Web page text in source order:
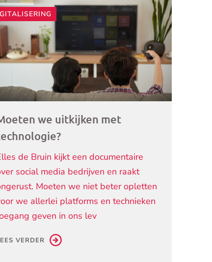
we uitkijken met
de Bruin kijkt een documentaire
social media bedrijven en raakt
Moeten we niet beter opletten
we allerlei platforms en technieken
geven in ons lev
VERDER